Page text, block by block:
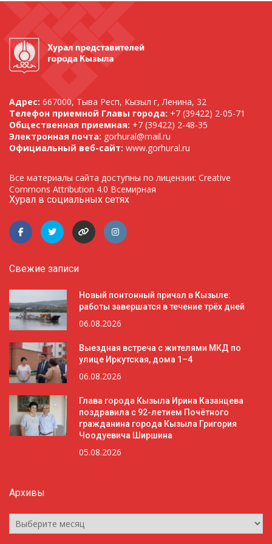
Адрес: 667000, Тыва Респ, Кызыл г, Ленина, 32
Телефон приемной Главы города: +7 (39422) 2-05-71
Общественная приемная: +7 (39422) 2-48-35
Электронная почта: gorhural@mail.ru
Официальный веб-сайт: www.gorhural.ru
Все материалы сайта доступны по лицензии: Creative
Commons Attribution 4.0 Всемирная
Хурал в социальных сетях
Свежие записи
Новый понтонный причал в Кызыле:
работы завершатся в течение трёх дней
06.08.2026
Выездная встреча с жителями МКД по
улице Иркутская, дома 1–4
06.08.2026
Глава города Кызыла Ирина Казанцева
поздравила с 92-летием Почётного
гражданина города Кызыла Григория
Чоодуевича Ширшина
05.08.2026
Архивы
Архивы